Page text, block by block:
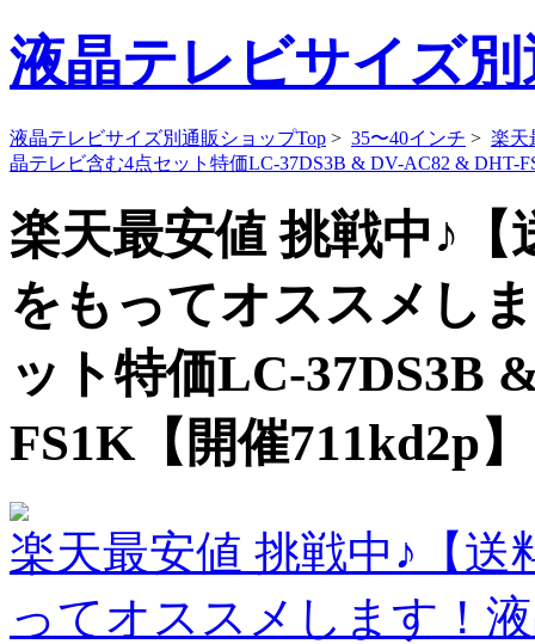
液晶テレビサイズ
液晶テレビサイズ別通販ショップTop > 35〜40インチ > 楽天
晶テレビ含む4点セット特価LC-37DS3B & DV-AC82 & DHT-
楽天最安値 挑戦中♪
をもってオススメし
ット特価LC-37DS3B
FS1K【開催711kd2p
楽天最安値 挑戦中♪【
ってオススメします！